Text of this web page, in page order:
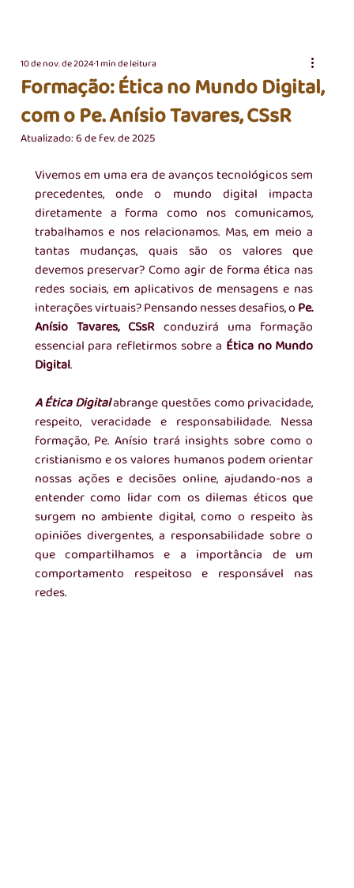
Formação: Ética no Mundo Digital,
com o Pe. Anísio Tavares, CSsR
10 de nov. de 20241 min de leitura
Atualizado:6 de fev. de 2025
Vivemos em uma era de avanços tecnológicos sem
precedentes, onde o mundo digital impacta
diretamente a forma como nos comunicamos,
trabalhamos e nos relacionamos. Mas, em meio a
tantas mudanças, quais são os valores que
devemos preservar? Como agir de forma ética nas
redes sociais, em aplicativos de mensagens e nas
interações virtuais? Pensando nesses desafios, o Pe.
Anísio Tavares, CSsR conduzirá uma formação
essencial para refletirmos sobre a Ética no Mundo
Digital.
A Ética Digitalabrange questões como privacidade,
respeito, veracidade e responsabilidade. Nessa
formação, Pe. Anísio trará insights sobre como o
cristianismo e os valores humanos podem orientar
nossas ações e decisões online, ajudando-nos a
entender como lidar com os dilemas éticos que
surgem no ambiente digital, como o respeito às
opiniões divergentes, a responsabilidade sobre o
que compartilhamos e a importância de um
comportamento respeitoso e responsável nas
redes.